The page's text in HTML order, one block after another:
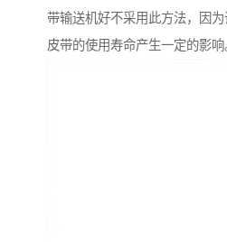
带输送机好不采用此方法，因
皮带的使用寿命产生一定的影响